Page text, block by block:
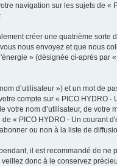
navigation sur les sujets de
créer une quatrième
nous envoyez et que nous
» (désignée ci-après
d’utilisateur ») et un mot de
compte sur « PICO HYDRO
nom d’utilisateur, de
« PICO HYDRO - Un courant
ou non à la liste de
il est recommandé de
donc à le conservez